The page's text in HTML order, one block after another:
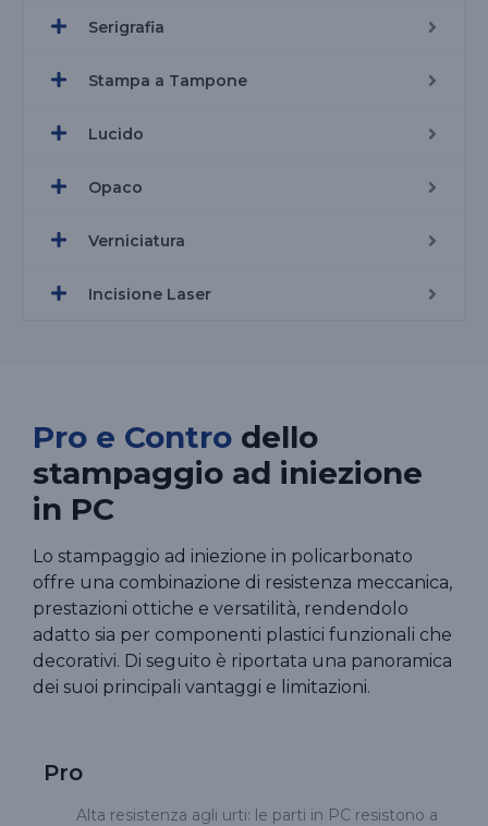
Serigrafia
Stampa a Tampone
Lucido
Opaco
Verniciatura
Incisione Laser
Pro e Contro dello
stampaggio ad iniezione
in PC
Lo stampaggio ad iniezione in policarbonato
offre una combinazione di resistenza meccanica,
prestazioni ottiche e versatilità, rendendolo
adatto sia per componenti plastici funzionali che
decorativi. Di seguito è riportata una panoramica
dei suoi principali vantaggi e limitazioni.
Pro
Alta resistenza agli urti: le parti in PC resistono a